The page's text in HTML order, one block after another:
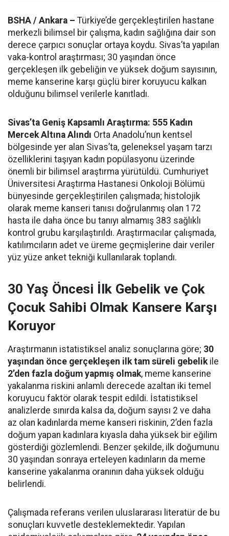
BSHA / Ankara – Türkiye’de gerçekleştirilen hastane
merkezli bilimsel bir çalışma, kadın sağlığına dair son
derece çarpıcı sonuçlar ortaya koydu. Sivas’ta yapılan
vaka-kontrol araştırması; 30 yaşından önce
gerçekleşen ilk gebeliğin ve yüksek doğum sayısının,
meme kanserine karşı güçlü birer koruyucu kalkan
olduğunu bilimsel verilerle kanıtladı.
Sivas’ta Geniş Kapsamlı Araştırma: 555 Kadın
Mercek Altına Alındı Orta Anadolu’nun kentsel
bölgesinde yer alan Sivas’ta, geleneksel yaşam tarzı
özelliklerini taşıyan kadın popülasyonu üzerinde
önemli bir bilimsel araştırma yürütüldü. Cumhuriyet
Üniversitesi Araştırma Hastanesi Onkoloji Bölümü
bünyesinde gerçekleştirilen çalışmada; histolojik
olarak meme kanseri tanısı doğrulanmış olan 172
hasta ile daha önce bu tanıyı almamış 383 sağlıklı
kontrol grubu karşılaştırıldı. Araştırmacılar çalışmada,
katılımcıların adet ve üreme geçmişlerine dair veriler
yüz yüze anket tekniği kullanılarak toplandı.
30 Yaş Öncesi İlk Gebelik ve Çok
Çocuk Sahibi Olmak Kansere Karşı
Koruyor
Araştırmanın istatistiksel analiz sonuçlarına göre; 30
yaşından önce gerçekleşen ilk tam süreli gebelikile
2’den fazla doğum yapmış olmak, meme kanserine
yakalanma riskini anlamlı derecede azaltan iki temel
koruyucu faktör olarak tespit edildi. İstatistiksel
analizlerde sınırda kalsa da, doğum sayısı 2 ve daha
az olan kadınlarda meme kanseri riskinin, 2’den fazla
doğum yapan kadınlara kıyasla daha yüksek bir eğilim
gösterdiği gözlemlendi. Benzer şekilde, ilk doğumunu
30 yaşından sonraya erteleyen kadınların da meme
kanserine yakalanma oranının daha yüksek olduğu
belirlendi.
Çalışmada referans verilen uluslararası literatür de bu
sonuçları kuvvetle desteklemektedir. Yapılan